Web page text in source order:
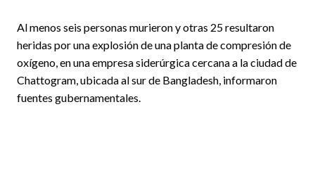
Al menos seis personas murieron y otras 25 resultaron
heridas por una explosión de una planta de compresión de
oxígeno, en una empresa siderúrgica cercana a la ciudad de
Chattogram, ubicada al sur de Bangladesh, informaron
fuentes gubernamentales.